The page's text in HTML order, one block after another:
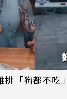
不吃」 館長實測結果